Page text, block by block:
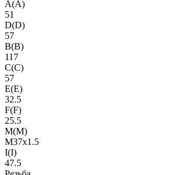
A(A)
51
D(D)
57
B(B)
117
C(C)
57
E(E)
32.5
F(F)
25.5
M(M)
M37x1.5
I(I)
47.5